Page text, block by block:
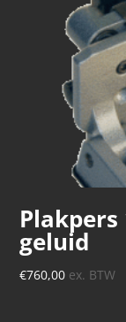
geluid
€760,00 ex. BTW